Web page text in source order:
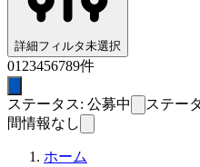
詳細フィルタ未選択
01 23456789件
ステータス: 公募中 ステー
間情報なし
ホーム